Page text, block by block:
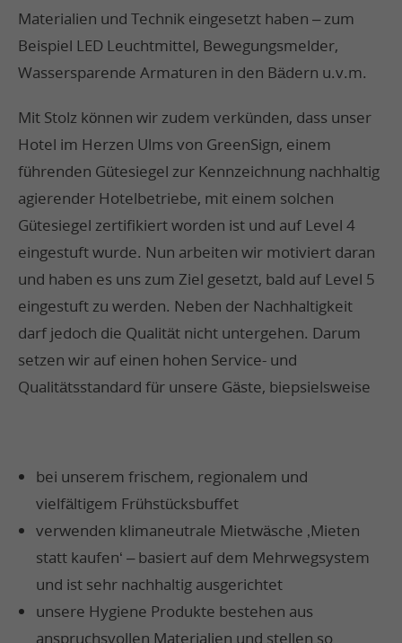
Materialien und Technik eingesetzt haben – zum
Beispiel LED Leuchtmittel, Bewegungsmelder,
Wassersparende Armaturen in den Bädern u.v.m.
Mit Stolz können wir zudem verkünden, dass unser
Hotel im Herzen Ulms von GreenSign, einem
führenden Gütesiegel zur Kennzeichnung nachhaltig
agierender Hotelbetriebe, mit einem solchen
Gütesiegel zertifikiert worden ist und auf Level 4
eingestuft wurde. Nun arbeiten wir motiviert daran
und haben es uns zum Ziel gesetzt, bald auf Level 5
eingestuft zu werden. Neben der Nachhaltigkeit
darf jedoch die Qualität nicht untergehen. Darum
setzen wir auf einen hohen Service- und
Qualitätsstandard für unsere Gäste, biepsielsweise
bei unserem frischem, regionalem und
vielfältigem Frühstücksbuffet
verwenden klimaneutrale Mietwäsche ‚Mieten
statt kaufen‘ – basiert auf dem Mehrwegsystem
und ist sehr nachhaltig ausgerichtet
unsere Hygiene Produkte bestehen aus
anspruchsvollen Materialien und stellen so